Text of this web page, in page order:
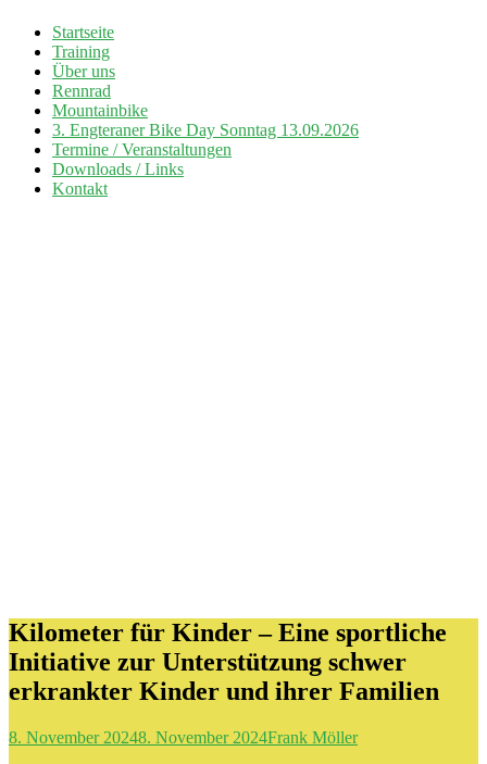
Zum
Inhalt
springen
Radsport TuS Engter
Startseite
Training
Über uns
Rennrad
Mountainbike
3. Engteraner Bike Day Sonntag 13.09.2026
Termine / Veranstaltungen
Downloads / Links
Kontakt
Kilometer für Kinder – Eine sportliche
Initiative zur Unterstützung schwer
erkrankter Kinder und ihrer Familien
8. November 20248. November 2024Frank Möller